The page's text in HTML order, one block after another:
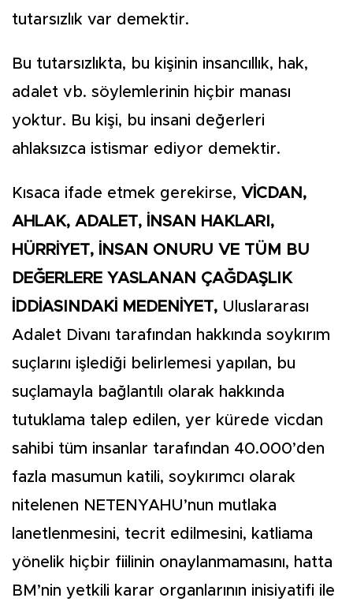
tutarsızlık var demektir.
Bu tutarsızlıkta, bu kişinin insancıllık, hak,
adalet vb. söylemlerinin hiçbir manası
yoktur. Bu kişi, bu insani değerleri
ahlaksızca istismar ediyor demektir.
Kısaca ifade etmek gerekirse, VİCDAN,
AHLAK, ADALET, İNSAN HAKLARI,
HÜRRİYET, İNSAN ONURU VE TÜM BU
DEĞERLERE YASLANAN ÇAĞDAŞLIK
İDDİASINDAKİ MEDENİYET, Uluslararası
Adalet Divanı tarafından hakkında soykırım
suçlarını işlediği belirlemesi yapılan, bu
suçlamayla bağlantılı olarak hakkında
tutuklama talep edilen, yer kürede vicdan
sahibi tüm insanlar tarafından 40.000’den
fazla masumun katili, soykırımcı olarak
nitelenen NETENYAHU’nun mutlaka
lanetlenmesini, tecrit edilmesini, katliama
yönelik hiçbir fiilinin onaylanmamasını, hatta
BM’nin yetkili karar organlarının inisiyatifi ile